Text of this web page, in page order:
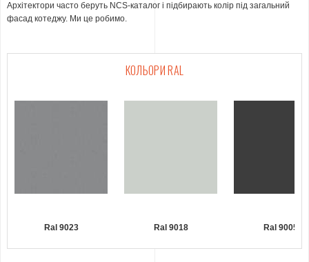
Архітектори часто беруть NCS-каталог і підбирають колір під загальний
фасад котеджу. Ми це робимо.
КОЛЬОРИ RAL
Ral 9023 Ral 9018 Ral 9005